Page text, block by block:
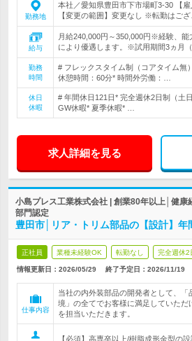
勤務地
本社／愛知県豊田市下市場町3-30 【
【変更の範囲】変更なし ※転勤はござ
給与
月給240,000円～350,000円※経験、能
により優遇します。※試用期間3ヵ月
勤務
時間
# フレックスタイム制（コアタイム無
休憩時間：60分* 時間外労働：…
休日
休暇
# 年間休日121日* 完全週休2日制（土
GW休暇* 夏季休暇* …
求人詳細を見る
小島プレス工業株式会社 | 創業80年以上│健康
部門認定
豊田市│リア・トリム部品の【設計】年
正社員 業種未経験OK 転勤なし 完全週休2
情報更新日：2026/05/29 終了予定日： 2026/11/19
仕事内容
当社の内外装部品の開発者として、「
境」の全てでお客様に満足していただ
を担当いただきます。
【必須】高専卒以上/樹脂成形金型の